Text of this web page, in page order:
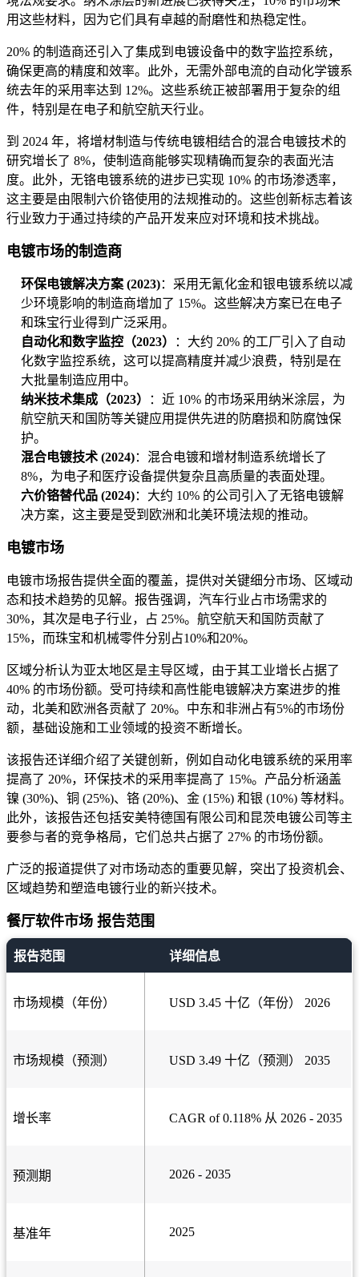
用这些材料，因为它们具有卓越的耐磨性和热稳定性。
20% 的制造商还引入了集成到电镀设备中的数字监控系统，
确保更高的精度和效率。此外，无需外部电流的自动化学镀系
统去年的采用率达到 12%。这些系统正被部署用于复杂的组
件，特别是在电子和航空航天行业。
到 2024 年，将增材制造与传统电镀相结合的混合电镀技术的
研究增长了 8%，使制造商能够实现精确而复杂的表面光洁
度。此外，无铬电镀系统的进步已实现 10% 的市场渗透率，
这主要是由限制六价铬使用的法规推动的。这些创新标志着该
行业致力于通过持续的产品开发来应对环境和技术挑战。
电镀市场的制造商
环保电镀解决方案 (2023)：采用无氰化金和银电镀系统以减
少环境影响的制造商增加了 15%。这些解决方案已在电子
和珠宝行业得到广泛采用。
自动化和数字监控（2023）
：大约 20% 的工厂引入了自动
化数字监控系统，这可以提高精度并减少浪费，特别是在
大批量制造应用中。
纳米技术集成（2023）
：近 10% 的市场采用纳米涂层，为
航空航天和国防等关键应用提供先进的防磨损和防腐蚀保
护。
混合电镀技术 (2024)：混合电镀和增材制造系统增长了
8%，为电子和医疗设备提供复杂且高质量的表面处理。
六价铬替代品 (2024)：大约 10% 的公司引入了无铬电镀解
决方案，这主要是受到欧洲和北美环境法规的推动。
电镀市场
电镀市场报告提供全面的覆盖，提供对关键细分市场、区域动
态和技术趋势的见解。报告强调，汽车行业占市场需求的
30%，其次是电子行业，占 25%。航空航天和国防贡献了
15%，而珠宝和机械零件分别占10%和20%。
区域分析认为亚太地区是主导区域，由于其工业增长占据了
40% 的市场份额。受可持续和高性能电镀解决方案进步的推
动，北美和欧洲各贡献了 20%。中东和非洲占有5%的市场份
额，基础设施和工业领域的投资不断增长。
该报告还详细介绍了关键创新，例如自动化电镀系统的采用率
提高了 20%，环保技术的采用率提高了 15%。产品分析涵盖
镍 (30%)、铜 (25%)、铬 (20%)、金 (15%) 和银 (10%) 等材料。
此外，该报告还包括安美特德国有限公司和昆茨电镀公司等主
要参与者的竞争格局，它们总共占据了 27% 的市场份额。
广泛的报道提供了对市场动态的重要见解，突出了投资机会、
区域趋势和塑造电镀行业的新兴技术。
餐厅软件市场 报告范围
报告范围 详细信息
市场规模（年份） USD 3.45 十亿（年份） 2026
市场规模（预测） USD 3.49 十亿（预测） 2035
增长率 CAGR of 0.118% 从 2026 - 2035
预测期 2026 - 2035
基准年 2025